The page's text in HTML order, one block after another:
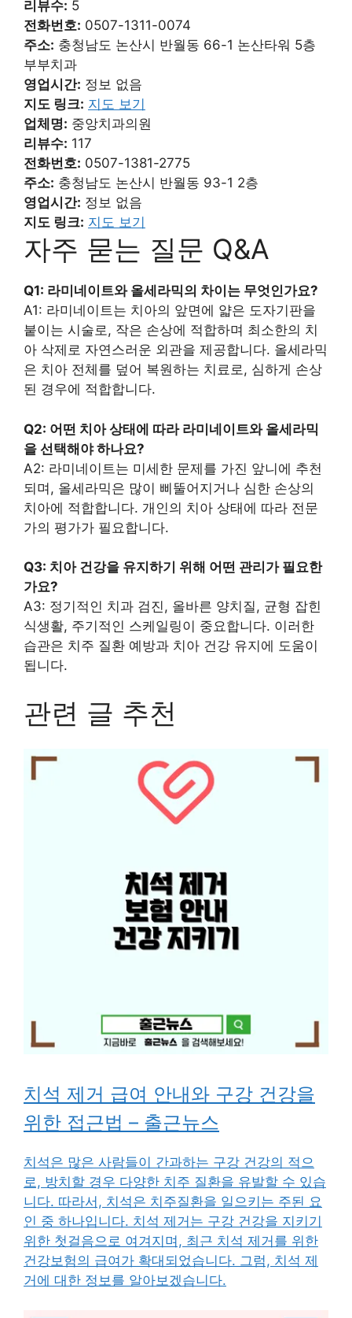
리뷰수: 5
전화번호: 0507-1311-0074
주소: 충청남도 논산시 반월동 66-1 논산타워 5층
부부치과
영업시간: 정보 없음
지도 링크: 지도 보기
업체명: 중앙치과의원
리뷰수: 117
전화번호: 0507-1381-2775
주소: 충청남도 논산시 반월동 93-1 2층
영업시간: 정보 없음
지도 링크: 지도 보기
자주 묻는 질문 Q&A
Q1: 라미네이트와 올세라믹의 차이는 무엇인가요?
A1: 라미네이트는 치아의 앞면에 얇은 도자기판을
붙이는 시술로, 작은 손상에 적합하며 최소한의 치
아 삭제로 자연스러운 외관을 제공합니다. 올세라믹
은 치아 전체를 덮어 복원하는 치료로, 심하게 손상
된 경우에 적합합니다.
Q2: 어떤 치아 상태에 따라 라미네이트와 올세라믹
을 선택해야 하나요?
A2: 라미네이트는 미세한 문제를 가진 앞니에 추천
되며, 올세라믹은 많이 삐뚤어지거나 심한 손상의
치아에 적합합니다. 개인의 치아 상태에 따라 전문
가의 평가가 필요합니다.
Q3: 치아 건강을 유지하기 위해 어떤 관리가 필요한
가요?
A3: 정기적인 치과 검진, 올바른 양치질, 균형 잡힌
식생활, 주기적인 스케일링이 중요합니다. 이러한
습관은 치주 질환 예방과 치아 건강 유지에 도움이
됩니다.
관련 글 추천
치석 제거 급여 안내와 구강 건강을
위한 접근법 – 출근뉴스
치석은 많은 사람들이 간과하는 구강 건강의 적으
로, 방치할 경우 다양한 치주 질환을 유발할 수 있습
니다. 따라서, 치석은 치주질환을 일으키는 주된 요
인 중 하나입니다. 치석 제거는 구강 건강을 지키기
위한 첫걸음으로 여겨지며, 최근 치석 제거를 위한
건강보험의 급여가 확대되었습니다. 그럼, 치석 제
거에 대한 정보를 알아보겠습니다.